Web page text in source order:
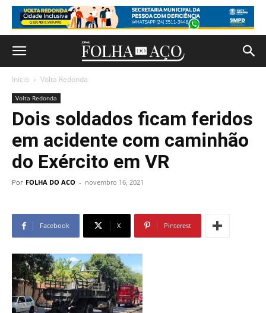
Início Volta Redonda
Volta Redonda
Dois soldados ficam feridos
em acidente com caminhão
do Exército em VR
Por FOLHA DO ACO - novembro 16, 2021
Facebook X Pinterest